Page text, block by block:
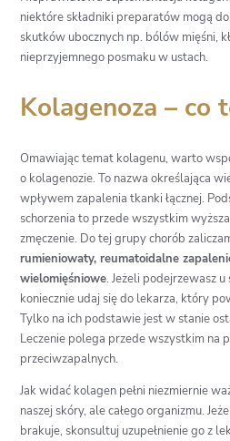
niektóre składniki preparatów mogą
skutków ubocznych np. bólów mięśni,
nieprzyjemnego posmaku w ustach.
Kolagenoza – co
Omawiając temat kolagenu, warto
o kolagenozie. To nazwa określająca
wpływem zapalenia tkanki łącznej.
schorzenia to przede wszystkim
zmęczenie. Do tej grupy chorób
rumieniowaty, reumatoidalne
wielomięśniowe. Jeżeli podejrzewasz
koniecznie udaj się do lekarza, który
Tylko na ich podstawie jest w stanie
Leczenie polega przede wszystkim na
przeciwzapalnych.
Jak widać kolagen pełni niezmiernie
naszej skóry, ale całego organizmu.
brakuje, skonsultuj uzupełnienie go z